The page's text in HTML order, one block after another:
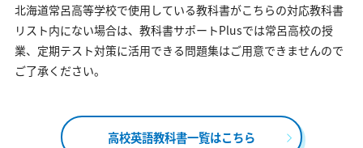
北海道常呂高等学校で使用している教科書がこちらの対応教科書
リスト内にない場合は、教科書サポートPlusでは常呂高校の授
業、定期テスト対策に活用できる問題集はご用意できませんので
ご了承ください。
高校英語教科書一覧はこちら